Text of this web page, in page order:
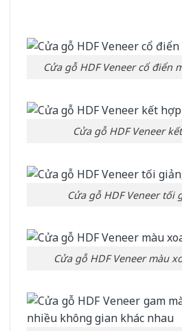
Cửa gỗ HDF Veneer cổ điển
Cửa gỗ HDF Veneer
Cửa gỗ HDF Veneer tối
Cửa gỗ HDF Veneer màu